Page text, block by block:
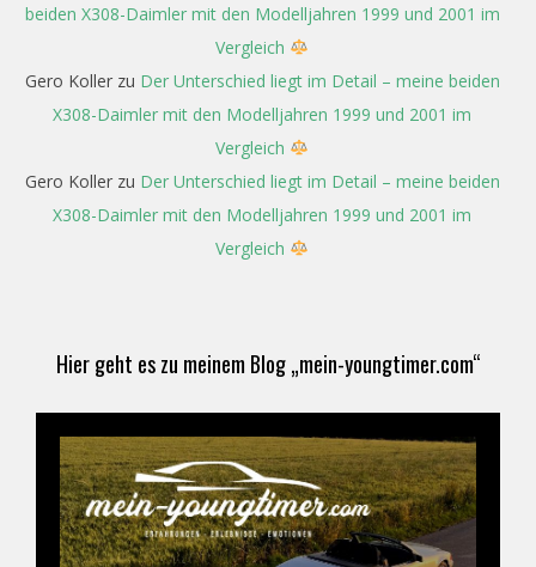
beiden X308-Daimler mit den Modelljahren 1999 und 2001 im
Vergleich
Gero Kollerzu Der Unterschied liegt im Detail – meine beiden
X308-Daimler mit den Modelljahren 1999 und 2001 im
Vergleich
Gero Kollerzu Der Unterschied liegt im Detail – meine beiden
X308-Daimler mit den Modelljahren 1999 und 2001 im
Vergleich
Hier geht es zu meinem Blog „mein-youngtimer.com“